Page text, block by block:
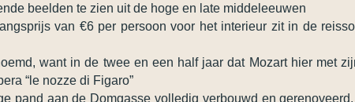
beelden te zien uit de hoge en late middeleeuwen
van €6 per persoon voor het interieur zit in de
want in de twee en een half jaar dat Mozart hier met
“le nozze di Figaro”
pand aan de Domgasse volledig verbouwd en